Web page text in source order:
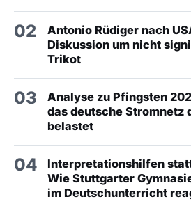
02
Antonio Rüdiger nach
Diskussion um nicht
Trikot
03
Analyse zu Pfingsten
das deutsche Stromnetz
belastet
04
Interpretationshilfen
Wie Stuttgarter
im Deutschunterricht